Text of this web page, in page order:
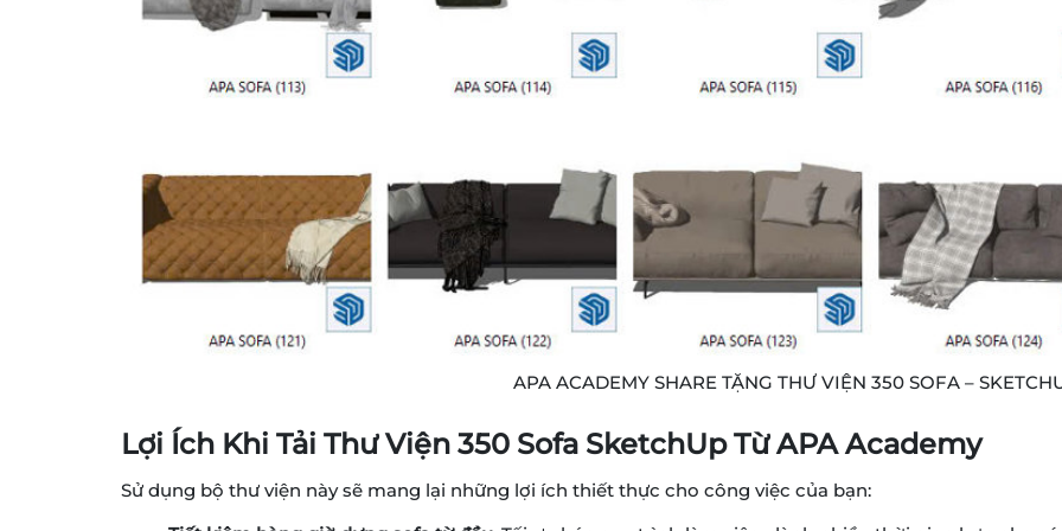
APA ACADEMY SHARE TẶNG THƯ VIỆN 350 SOFA –
Lợi Ích Khi Tải Thư Viện 350 Sofa SketchUp Từ APA Academy
Sử dụng bộ thư viện này sẽ mang lại những lợi ích thiết thực cho công việc của bạn: